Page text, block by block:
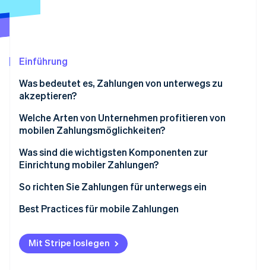
Einführung
Was bedeutet es, Zahlungen von unterwegs zu
akzeptieren?
Persönliche Zahlungen
Remote-Zahlungen in Echtzeit
Welche Arten von Unternehmen profitieren von
mobilen Zahlungsmöglichkeiten?
Foodtrucks und mobile Anbieter/innnen
Auftragnehmer/innnen und Serviceprofis
Trainer/innen, Lehrkräfte und Berater/innen
Pop-ups, Märkte und ereignisbasierte Verkäufe
Außendienstteams in Unternehmen
Was sind die wichtigsten Komponenten zur
Einrichtung mobiler Zahlungen?
Hardware
Software
Konnektivität
Backend-Tools
So richten Sie Zahlungen für unterwegs ein
Wählen Sie Ihre Plattform und Hardware aus
Gerät einrichten
Einen vollständigen Test durchführen
Best Practices für mobile Zahlungen
Zahlungssicherheit
Konnektivität und Leistung
Mit Stripe loslegen